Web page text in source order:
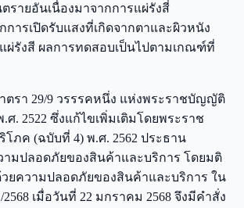
รายอันเนื่องมาจากการแผ่รังสี่
การเปิดรับแสงที่เกิดจากตาและผิวหนัง
ผ่รังสี ผลการทดสอบเป็นไปตามเกณฑ์ที่
ตรา 29/9 วรรรคหนึ่ง แห่งพระราชบัญญัติ
. 2522 ซึ่งแก้ไขเพิ่มเติมโดยพระราช
ภค (ฉบับที่ 4) พ.ศ. 2562 ประธาน
ามปลอดภัยของสินค้าและบริการ โดยมติ
ยความปลอดภัยของสินค้าและบริการ ใน
เมื่อวันที่ 22 มกราคม 2568 จึงมีคำสั่ง